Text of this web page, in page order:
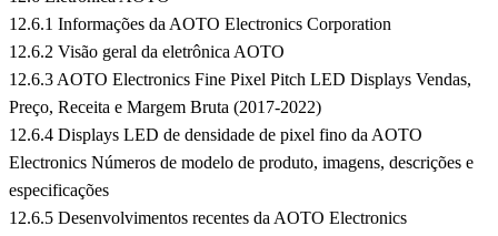
12.6.1 Informações da AOTO Electronics Corporation
12.6.2 Visão geral da eletrônica AOTO
12.6.3 AOTO Electronics Fine Pixel Pitch LED Displays Vendas,
Preço, Receita e Margem Bruta (2017-2022)
12.6.4 Displays LED de densidade de pixel fino da AOTO
Electronics Números de modelo de produto, imagens, descrições e
especificações
12.6.5 Desenvolvimentos recentes da AOTO Electronics